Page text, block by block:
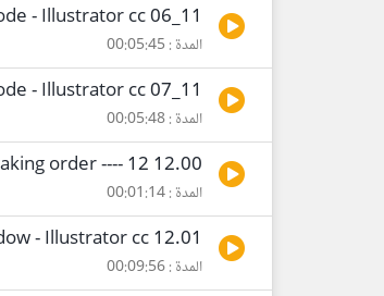
11_06 isolation mode - Illustrator cc تعلم
المدة : 00:05:45
11_07 blend mode - Illustrator cc تعلم
المدة : 00:05:48
12.00 Swatiches and Staking order ---- 12 -----
المدة : 00:01:14
12.01 multi window - Illustrator cc تعلم
المدة : 00:09:56